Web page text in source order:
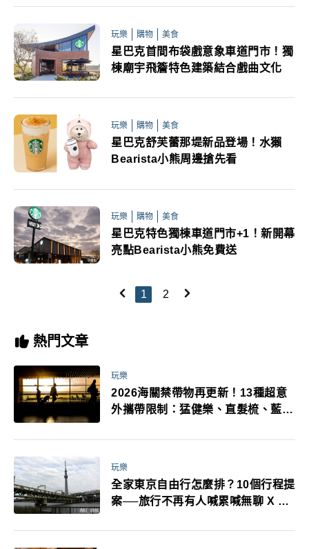
玩樂 購物 美食
星巴克首間布袋戲意象車道門市！獨
棟廟宇飛簷特色建築結合戲曲文化
玩樂 購物 美食
星巴克舒芙蕾那堤新品登場！水獺
Bearista小熊周邊搶先看
玩樂 購物 美食
星巴克特色獨棟車道門市+1！新開幕
亮點Bearista小熊免費送
1 2
熱門文章
玩樂
2026海關禁帶物再更新！13種超意
外攜帶限制：猛健樂、直髮梳、藍牙
萬！注意事項一次看！
玩樂
全家東京自由行怎麼排？10個行程提
案──旅行不再有人喊累喊無聊 X 爸